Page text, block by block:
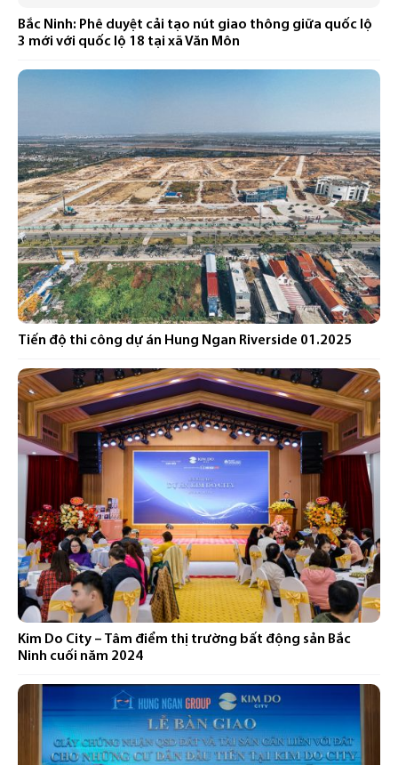
Bắc Ninh: Phê duyệt cải tạo nút giao thông giữa quốc lộ
3 mới với quốc lộ 18 tại xã Văn Môn
Tiến độ thi công dự án Hung Ngan Riverside 01.2025
Kim Do City – Tâm điểm thị trường bất động sản Bắc
Ninh cuối năm 2024